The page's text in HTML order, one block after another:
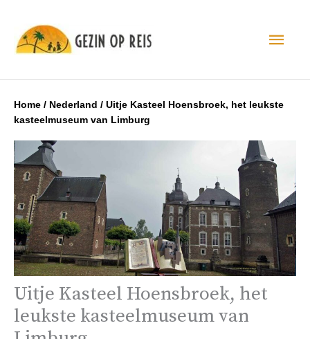
Home / Nederland / Uitje Kasteel Hoensbroek, het leukste
kasteelmuseum van Limburg
Uitje Kasteel Hoensbroek, het
leukste kasteelmuseum van